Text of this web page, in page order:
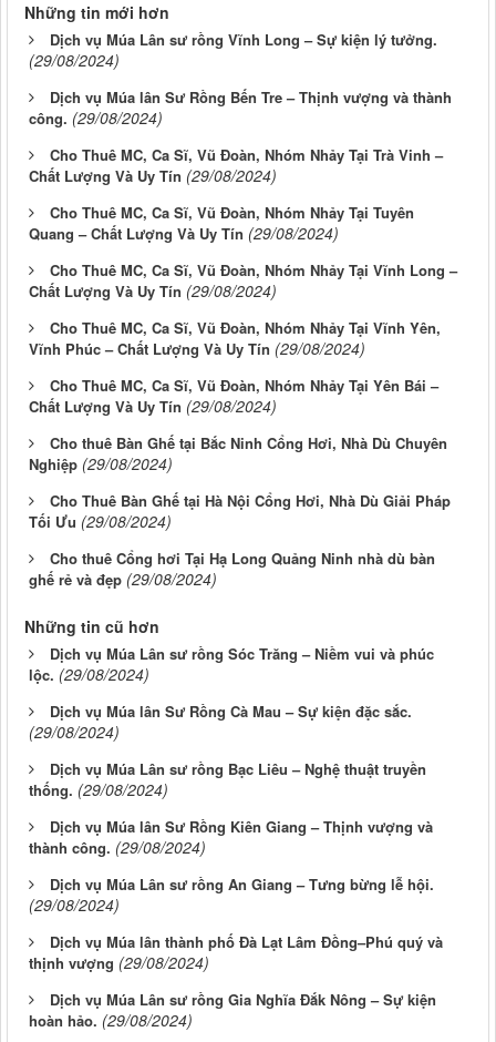
Những tin mới hơn
Dịch vụ Múa Lân sư rồng Vĩnh Long – Sự kiện lý tưởng.
(29/08/2024)
Dịch vụ Múa lân Sư Rồng Bến Tre – Thịnh vượng và thành
công. (29/08/2024)
Cho Thuê MC, Ca Sĩ, Vũ Đoàn, Nhóm Nhảy Tại Trà Vinh –
Chất Lượng Và Uy Tín (29/08/2024)
Cho Thuê MC, Ca Sĩ, Vũ Đoàn, Nhóm Nhảy Tại Tuyên
Quang – Chất Lượng Và Uy Tín (29/08/2024)
Cho Thuê MC, Ca Sĩ, Vũ Đoàn, Nhóm Nhảy Tại Vĩnh Long –
Chất Lượng Và Uy Tín (29/08/2024)
Cho Thuê MC, Ca Sĩ, Vũ Đoàn, Nhóm Nhảy Tại Vĩnh Yên,
Vĩnh Phúc – Chất Lượng Và Uy Tín (29/08/2024)
Cho Thuê MC, Ca Sĩ, Vũ Đoàn, Nhóm Nhảy Tại Yên Bái –
Chất Lượng Và Uy Tín (29/08/2024)
Cho thuê Bàn Ghế tại Bắc Ninh Cổng Hơi, Nhà Dù Chuyên
Nghiệp (29/08/2024)
Cho Thuê Bàn Ghế tại Hà Nội Cổng Hơi, Nhà Dù Giải Pháp
Tối Ưu (29/08/2024)
Cho thuê Cổng hơi Tại Hạ Long Quảng Ninh nhà dù bàn
ghế rẻ và đẹp (29/08/2024)
Những tin cũ hơn
Dịch vụ Múa Lân sư rồng Sóc Trăng – Niềm vui và phúc
lộc. (29/08/2024)
Dịch vụ Múa lân Sư Rồng Cà Mau – Sự kiện đặc sắc.
(29/08/2024)
Dịch vụ Múa Lân sư rồng Bạc Liêu – Nghệ thuật truyền
thống. (29/08/2024)
Dịch vụ Múa lân Sư Rồng Kiên Giang – Thịnh vượng và
thành công. (29/08/2024)
Dịch vụ Múa Lân sư rồng An Giang – Tưng bừng lễ hội.
(29/08/2024)
Dịch vụ Múa lân thành phố Đà Lạt Lâm Đồng–Phú quý và
thịnh vượng (29/08/2024)
Dịch vụ Múa Lân sư rồng Gia Nghĩa Đắk Nông – Sự kiện
hoàn hảo. (29/08/2024)